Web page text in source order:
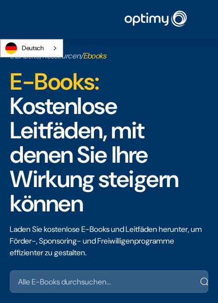
Deutsch
Startseite/Ressourcen/Ebooks
E-Books:
Kostenlose
Leitfäden, mit
denen Sie Ihre
Wirkung steigern
können
Laden Sie kostenlose E-Books und Leitfäden herunter, um
Förder-, Sponsoring- und Freiwilligenprogramme
effizienter zu gestalten.